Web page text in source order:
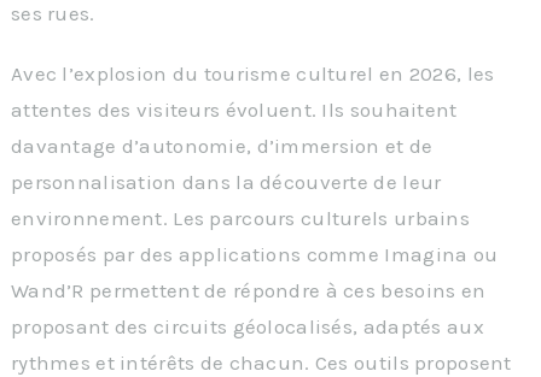
ses rues.
Avec l’explosion du tourisme culturel en 2026, les
attentes des visiteurs évoluent. Ils souhaitent
davantage d’autonomie, d’immersion et de
personnalisation dans la découverte de leur
environnement. Les parcours culturels urbains
proposés par des applications comme Imagina ou
Wand’R permettent de répondre à ces besoins en
proposant des circuits géolocalisés, adaptés aux
rythmes et intérêts de chacun. Ces outils proposent